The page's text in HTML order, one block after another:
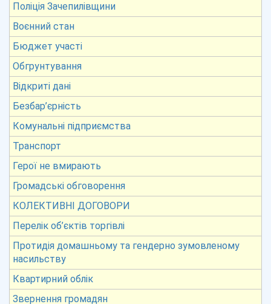
Поліція Зачепилівщини
Воєнний стан
Бюджет участі
Обгрунтування
Відкриті дані
Безбар’єрність
Комунальні підприємства
Транспорт
Герої не вмирають
Громадські обговорення
КОЛЕКТИВНІ ДОГОВОРИ
Перелік об’єктів торгівлі
Протидія домашньому та гендерно зумовленому
насильству
Квартирний облік
Звернення громадян